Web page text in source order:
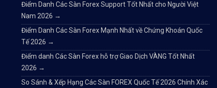
Điểm Danh Các Sàn Forex Support Tốt Nhất cho Người Việt
Nam 2026 →
Điểm Danh Các Sàn Forex Mạnh Nhất về Chứng Khoán Quốc
Tế 2026 →
Điểm danh Các Sàn Forex hỗ trợ Giao Dịch VÀNG Tốt Nhất
2026 →
So Sánh & Xếp Hạng Các Sàn FOREX Quốc Tế 2026 Chính Xác